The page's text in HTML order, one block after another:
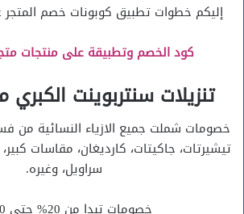
إليكم خطوات تطبيق كوبونات خصم المتجر
كود الخصم وتطبيقة على منتجات
تنزيلات سنتربوينت
خصومات شملت جميع الازياء النسائية من
تيشيرتات، جاكيتات، كارديغان، مقاسات
سراويل، وغيره.
خصومات تبدا من 20% حتي 70% .